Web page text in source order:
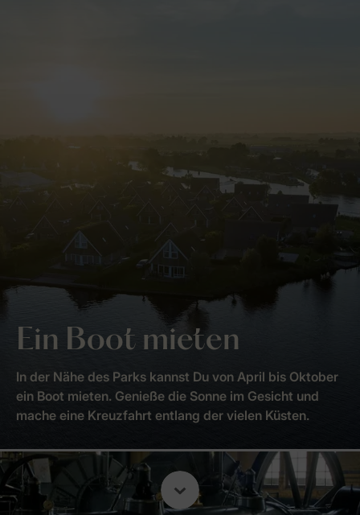
Ein Boot mieten
In der Nähe des Parks kannst Du von April bis Oktober
ein Boot mieten. Genieße die Sonne im Gesicht und
mache eine Kreuzfahrt entlang der vielen Küsten.